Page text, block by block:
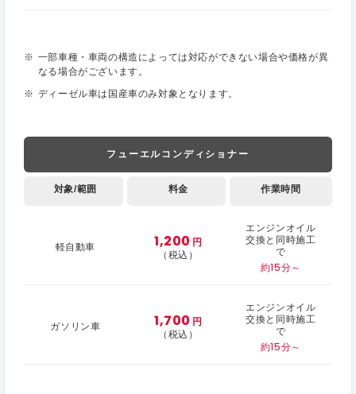
一部車種・車両の構造によっては対応ができない場合や価格が異
なる場合がございます。
ディーゼル車は国産車のみ対象となります。
フューエルコンディショナー
対象/範囲 料金 作業時間
軽自動車 1,200 円
（税込）
エンジンオイル
交換と同時施工
で
約15分～
ガソリン車 1,700 円
（税込）
エンジンオイル
交換と同時施工
で
約15分～